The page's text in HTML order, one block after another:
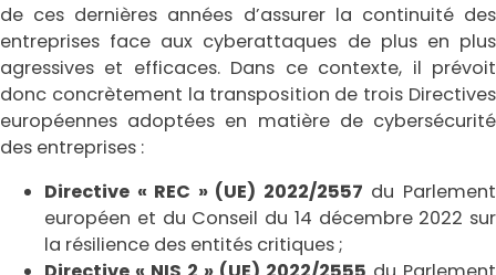
de ces dernières années d’assurer la continuité des
entreprises face aux cyberattaques de plus en plus
agressives et efficaces. Dans ce contexte, il prévoit
donc concrètement la transposition de trois Directives
européennes adoptées en matière de cybersécurité
des entreprises :
Directive « REC » (UE) 2022/2557 du Parlement
européen et du Conseil du 14 décembre 2022 sur
la résilience des entités critiques ;